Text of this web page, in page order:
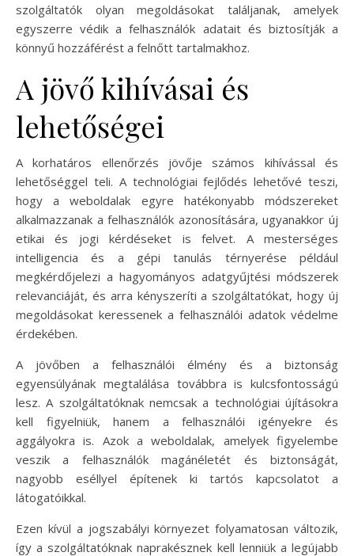
szolgáltatók olyan megoldásokat találjanak, amelyek
egyszerre védik a felhasználók adatait és biztosítják a
könnyű hozzáférést a felnőtt tartalmakhoz.
A jövő kihívásai és
lehetőségei
A korhatáros ellenőrzés jövője számos kihívással és
lehetőséggel teli. A technológiai fejlődés lehetővé teszi,
hogy a weboldalak egyre hatékonyabb módszereket
alkalmazzanak a felhasználók azonosítására, ugyanakkor új
etikai és jogi kérdéseket is felvet. A mesterséges
intelligencia és a gépi tanulás térnyerése például
megkérdőjelezi a hagyományos adatgyűjtési módszerek
relevanciáját, és arra kényszeríti a szolgáltatókat, hogy új
megoldásokat keressenek a felhasználói adatok védelme
érdekében.
A jövőben a felhasználói élmény és a biztonság
egyensúlyának megtalálása továbbra is kulcsfontosságú
lesz. A szolgáltatóknak nemcsak a technológiai újításokra
kell figyelniük, hanem a felhasználói igényekre és
aggályokra is. Azok a weboldalak, amelyek figyelembe
veszik a felhasználók magánéletét és biztonságát,
nagyobb eséllyel építenek ki tartós kapcsolatot a
látogatóikkal.
Ezen kívül a jogszabályi környezet folyamatosan változik,
így a szolgáltatóknak naprakésznek kell lenniük a legújabb